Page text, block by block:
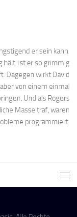
er sein kann.
hält, ist er so grimmig
Dagegen wirkt David
von einem einmal
Und als Rogers
Masse traf, waren
programmiert.